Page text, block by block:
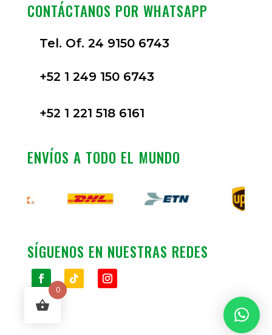
CONTÁCTANOS POR WHATSAPP
Tel. Of. 24 9150 6743
+52 1 249 150 6743
+52 1 221 518 6161
ENVÍOS A TODO EL MUNDO
SÍGUENOS EN NUESTRAS REDES
0